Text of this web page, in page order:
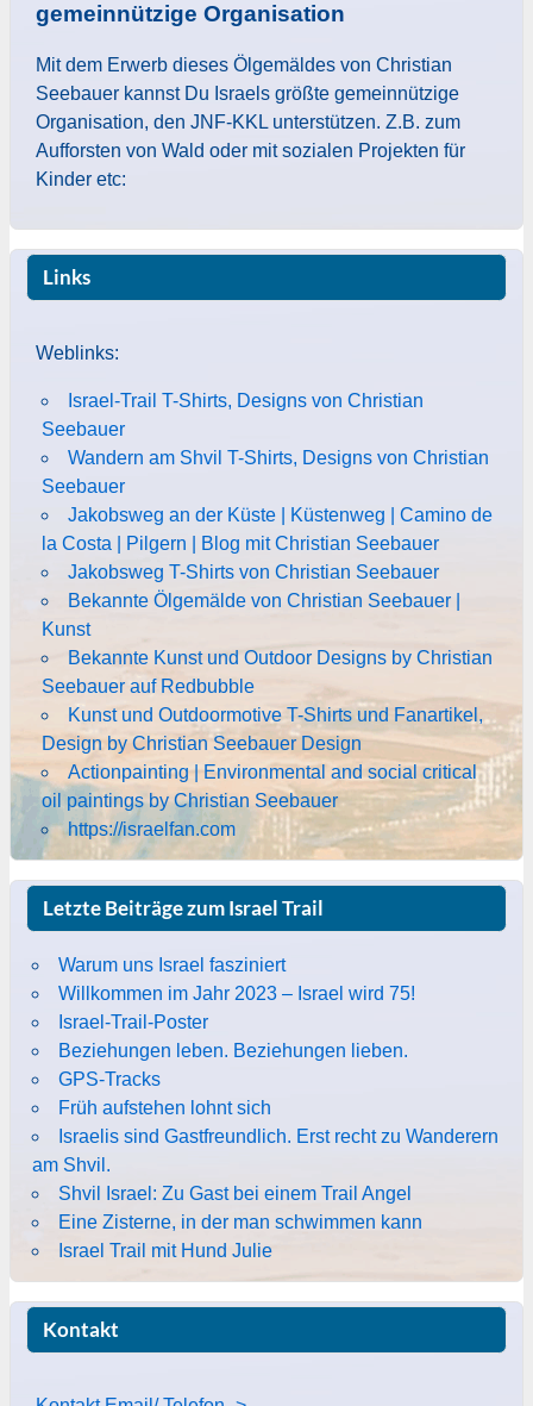
gemeinnützige Organisation
Mit dem Erwerb dieses Ölgemäldes von Christian
Seebauer kannst Du Israels größte gemeinnützige
Organisation, den JNF-KKL unterstützen. Z.B. zum
Aufforsten von Wald oder mit sozialen Projekten für
Kinder etc:
Links
Weblinks:
Israel-Trail T-Shirts, Designs von Christian
Seebauer
Wandern am Shvil T-Shirts, Designs von Christian
Seebauer
Jakobsweg an der Küste | Küstenweg | Camino de
la Costa | Pilgern | Blog mit Christian Seebauer
Jakobsweg T-Shirts von Christian Seebauer
Bekannte Ölgemälde von Christian Seebauer |
Kunst
Bekannte Kunst und Outdoor Designs by Christian
Seebauer auf Redbubble
Kunst und Outdoormotive T-Shirts und Fanartikel,
Design by Christian Seebauer Design
Actionpainting | Environmental and social critical
oil paintings by Christian Seebauer
https://israelfan.com
Letzte Beiträge zum Israel Trail
Warum uns Israel fasziniert
Willkommen im Jahr 2023 – Israel wird 75!
Israel-Trail-Poster
Beziehungen leben. Beziehungen lieben.
GPS-Tracks
Früh aufstehen lohnt sich
Israelis sind Gastfreundlich. Erst recht zu Wanderern
am Shvil.
Shvil Israel: Zu Gast bei einem Trail Angel
Eine Zisterne, in der man schwimmen kann
Israel Trail mit Hund Julie
Kontakt